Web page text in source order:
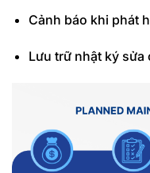
Cảnh báo khi phát
Lưu trữ nhật ký sửa